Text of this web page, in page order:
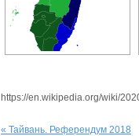
https://en.wikipedia.org/wiki/
« Тайвань. Референдум 2018